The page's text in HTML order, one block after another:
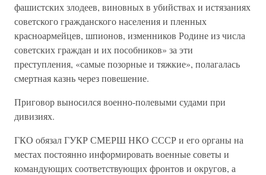
фашистских злодеев, виновных в убийствах и истязаниях
советского гражданского населения и пленных
красноармейцев, шпионов, изменников Родине из числа
советских граждан и их пособников» за эти
преступления, «самые позорные и тяжкие», полагалась
смертная казнь через повешение.
Приговор выносился военно-полевыми судами при
дивизиях.
ГКО обязал ГУКР СМЕРШ НКО СССР и его органы на
местах постоянно информировать военные советы и
командующих соответствующих фронтов и округов, а